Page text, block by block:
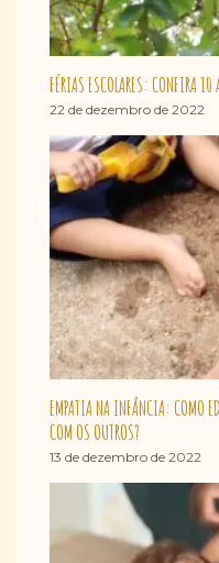
FÉRIAS ESCOLARES: CONFIRA
22 de dezembro de 2022
EMPATIA NA INFÂNCIA: COMO
COM OS OUTROS?
13 de dezembro de 2022